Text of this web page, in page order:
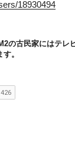
18930494
の古民家にはテレ
。